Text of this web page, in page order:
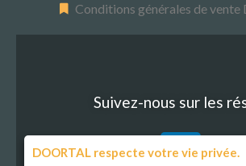
Conditions générales de vente
Suivez-nous sur les
DOORTAL respecte votre vie privée.